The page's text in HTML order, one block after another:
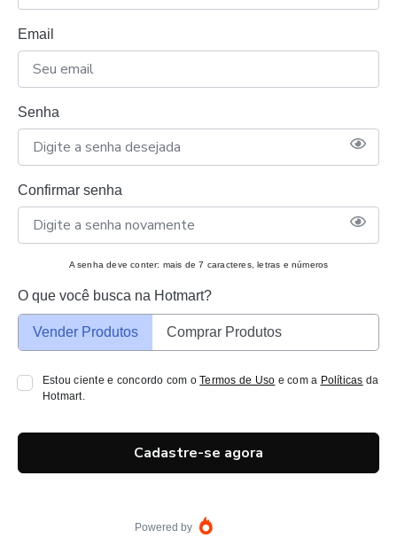
Email
Senha
Confirmar senha
A senha deve conter: mais de 7 caracteres, letras e números
O que você busca na Hotmart?
Vender Produtos Comprar Produtos
Estou ciente e concordo com oTermos de Uso e com a Políticas da
Hotmart.
Cadastre-se agora
Powered by